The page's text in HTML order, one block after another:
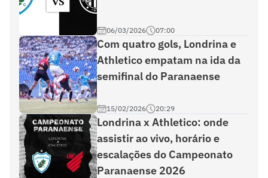
06/03/2026 07:00
Com quatro gols, Londrina e
Athletico empatam na ida da
semifinal do Paranaense
15/02/2026 20:29
Londrina x Athletico: onde
assistir ao vivo, horário e
escalações do Campeonato
Paranaense 2026